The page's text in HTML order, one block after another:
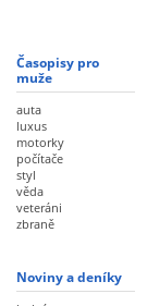
Časopisy pro
muže
auta
luxus
motorky
počítače
styl
věda
veteráni
zbraně
Noviny a deníky